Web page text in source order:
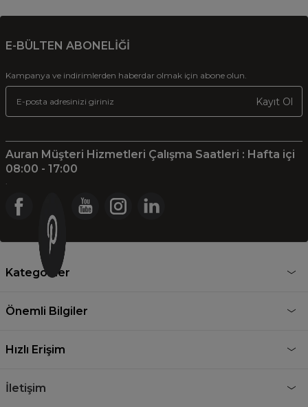
E-BÜLTEN ABONELİĞİ
Kampanya ve indirimlerden haberdar olmak için abone olun.
Kayıt Ol
Auran Müşteri Hizmetleri Çalışma Saatleri : Hafta içi
08:00 - 17:00
.
Kategoriler
Önemli Bilgiler
Hızlı Erişim
İletişim